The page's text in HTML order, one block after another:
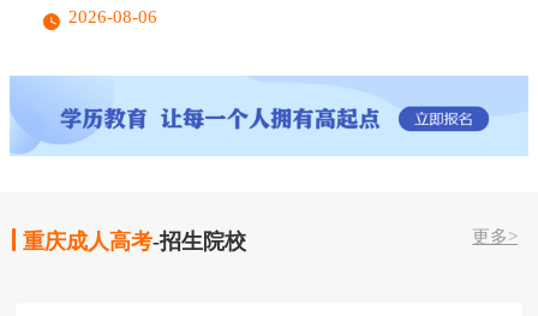
2026-08-06
重庆成人高考-招生院校 更多>